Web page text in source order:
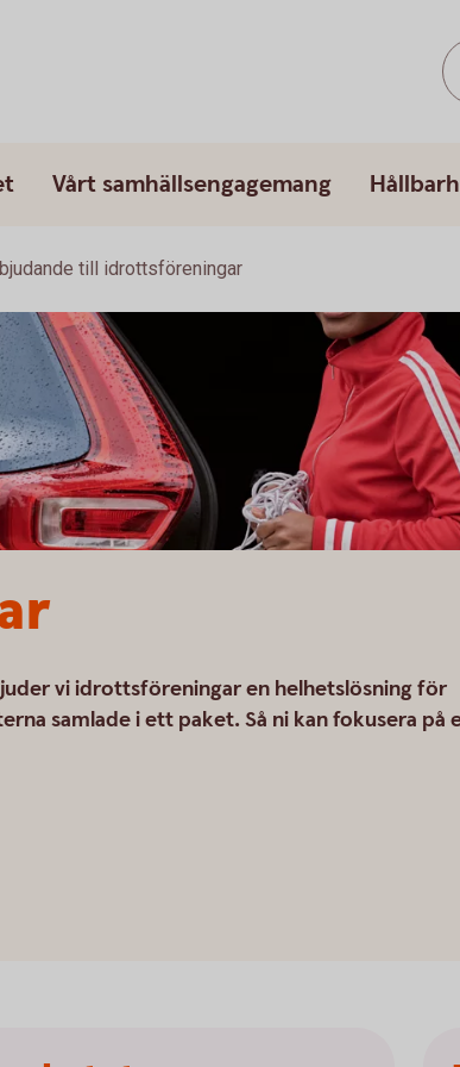
Vårt samhällsengagemang
till idrottsföreningar
vi idrottsföreningar en helhetslösning för
samlade i ett paket. Så ni kan fokusera på